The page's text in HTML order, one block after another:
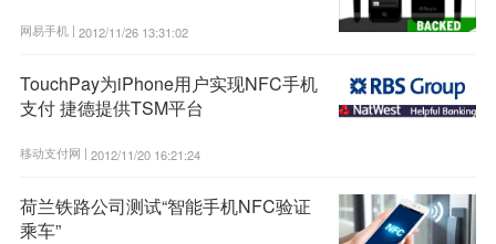
网易手机 | 2012/11/26 13:31:02
TouchPay为iPhone用户实现NFC手机
支付 捷德提供TSM平台
移动支付网 | 2012/11/20 16:21:24
荷兰铁路公司测试“智能手机NFC验证
乘车”